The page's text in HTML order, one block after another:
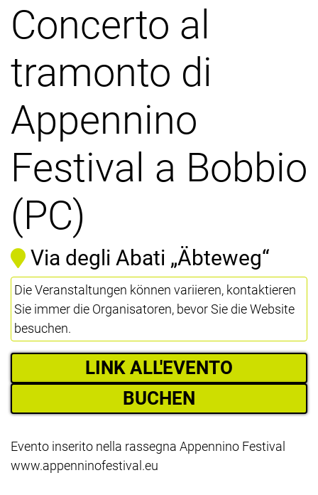
Concerto al
tramonto di
Appennino
Festival a Bobbio
(PC)
Via degli Abati „Äbteweg“
Die Veranstaltungen können variieren, kontaktieren
Sie immer die Organisatoren, bevor Sie die Website
besuchen.
LINK ALL'EVENTO
BUCHEN
Evento inserito nella rassegna Appennino Festival
www.appenninofestival.eu